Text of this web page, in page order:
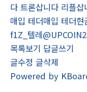
다 트론삽니다 리플
매입 테더매입 테더
f1Z_텔레
목록보기 답글쓰기
글수정 글삭제
Powered by